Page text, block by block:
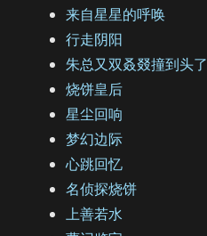
来自星星的呼唤
行走阴阳
朱总又双叒叕撞到头了
烧饼皇后
星尘回响
梦幻边际
心跳回忆
名侦探烧饼
上善若水